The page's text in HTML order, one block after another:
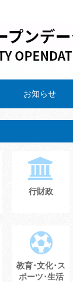
お知らせ
行財政
教育･文化･ス
ポーツ･生活